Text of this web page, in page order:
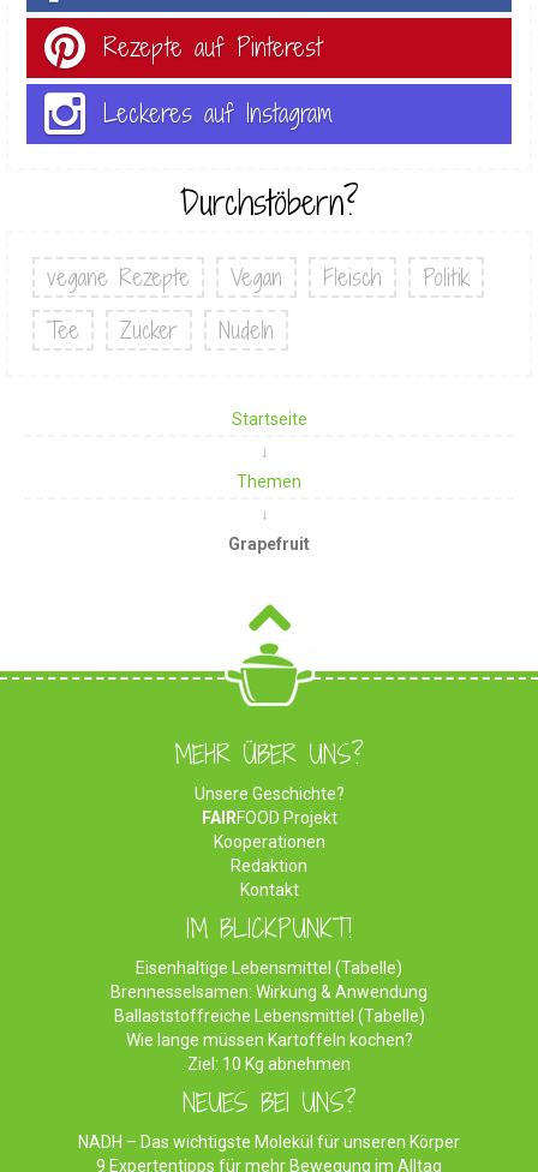
Rezepte auf Pinterest
Leckeres auf Instagram
Durchstöbern?
vegane Rezepte Vegan Fleisch
Politik
Tee
Zucker Nudeln
Startseite
Themen
Grapefruit
MEHR ÜBER UNS?
Unsere Geschichte?
FAIRFOOD Projekt
Kooperationen
Redaktion
Kontakt
IM BLICKPUNKT!
Eisenhaltige Lebensmittel (Tabelle)
Brennesselsamen: Wirkung & Anwendung
Ballaststoffreiche Lebensmittel (Tabelle)
Wie lange müssen Kartoffeln kochen?
Ziel: 10 Kg abnehmen
NEUES BEI UNS?
NADH – Das wichtigste Molekül für unseren Körper
9 Expertentipps für mehr Bewegung im Alltag